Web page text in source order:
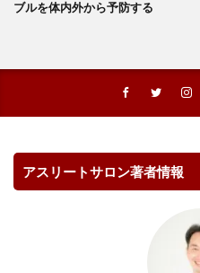
ブルを体内外から予防する
アスリートサロン著者情報